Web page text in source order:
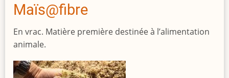
Maïs@fibre
En vrac. Matière première destinée à l’alimentation
animale.